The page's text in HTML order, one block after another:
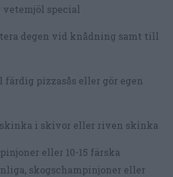
vetemjöl special
degen vid knådning samt till
färdig pizzasås eller gör egen
i skivor eller riven skinka
eller 10-15 färska
skogschampinjoner eller